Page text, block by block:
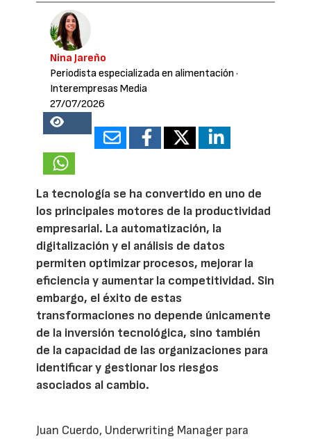
Nina Jareño
Periodista especializada en alimentación ·
Interempresas Media
27/07/2026
15816
La tecnología se ha convertido en uno de
los principales motores de la productividad
empresarial. La automatización, la
digitalización y el análisis de datos
permiten optimizar procesos, mejorar la
eficiencia y aumentar la competitividad. Sin
embargo, el éxito de estas
transformaciones no depende únicamente
de la inversión tecnológica, sino también
de la capacidad de las organizaciones para
identificar y gestionar los riesgos
asociados al cambio.
Juan Cuerdo, Underwriting Manager para